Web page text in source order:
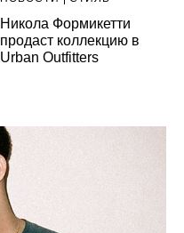
Никола Формикетти
продаст коллекцию в
Urban Outfitters